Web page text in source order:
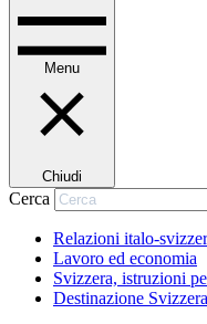
Menu
Chiudi
Cerca
Relazioni italo-
Lavoro ed economia
Svizzera, istruzioni
Destinazione Svizzera